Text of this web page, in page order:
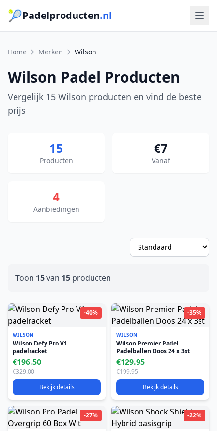
🎾Padelproducten.nl
Home Merken Wilson
Wilson Padel Producten
Vergelijk 15 Wilson producten en vind de beste
prijs
15
Producten
€7
Vanaf
4
Aanbiedingen
Toon 15van 15 producten
-40%
WILSON
Wilson Defy Pro V1
padelracket
€196.50
€329.00
Bekijk details
-35%
WILSON
Wilson Premier Padel
Padelballen Doos 24 x 3st
€129.95
€199.95
Bekijk details
-27% -22%